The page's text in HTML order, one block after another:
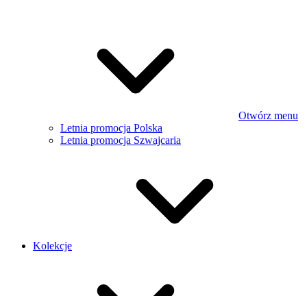
Otwórz menu
Letnia promocja Polska
Letnia promocja Szwajcaria
Kolekcje